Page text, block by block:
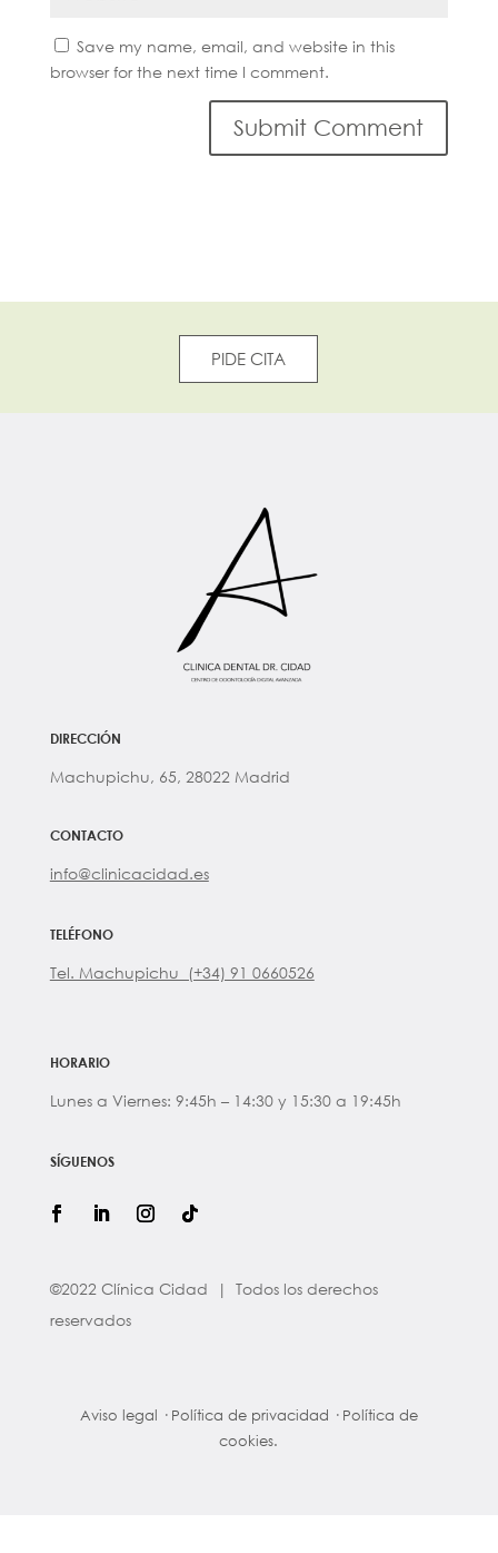
Save my name, email, and website in this
browser for the next time I comment.
PIDE CITA
DIRECCIÓN
Machupichu, 65, 28022 Madrid
CONTACTO
info@clinicacidad.es
TELÉFONO
Tel. Machupichu (+34) 91 0660526
HORARIO
Lunes a Viernes: 9:45h – 14:30 y 15:30 a 19:45h
SÍGUENOS
©2022 Clínica Cidad | Todos los derechos
reservados
Aviso legal · Política de privacidad · Política de
cookies.